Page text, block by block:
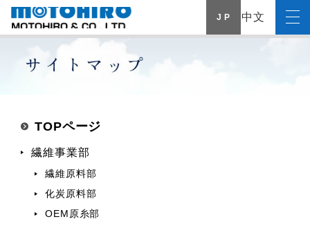
J P 中文
TOPページ
繊維事業部
繊維原料部
化炭原料部
OEM原糸部